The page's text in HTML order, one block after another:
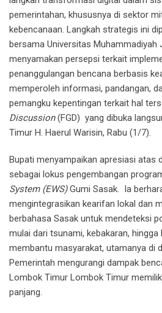
pemerintahan, khususnya di sektor
kebencanaan. Langkah strategis ini
bersama Universitas Muhammadiyah
menyamakan persepsi terkait
penanggulangan bencana berbasis
memperoleh informasi, pandangan,
pemangku kepentingan terkait hal
Discussion(FGD) yang dibuka
Timur H. Haerul Warisin, Rabu (1/7).
Bupati menyampaikan apresiasi atas
sebagai lokus pengembangan
System (EWS)Gumi Sasak. Ia
mengintegrasikan kearifan lokal dan
berbahasa Sasak untuk mendeteksi
mulai dari tsunami, kebakaran, hingga
membantu masyarakat, utamanya di
Pemerintah mengurangi dampak
Lombok Timur Lombok Timur
panjang.